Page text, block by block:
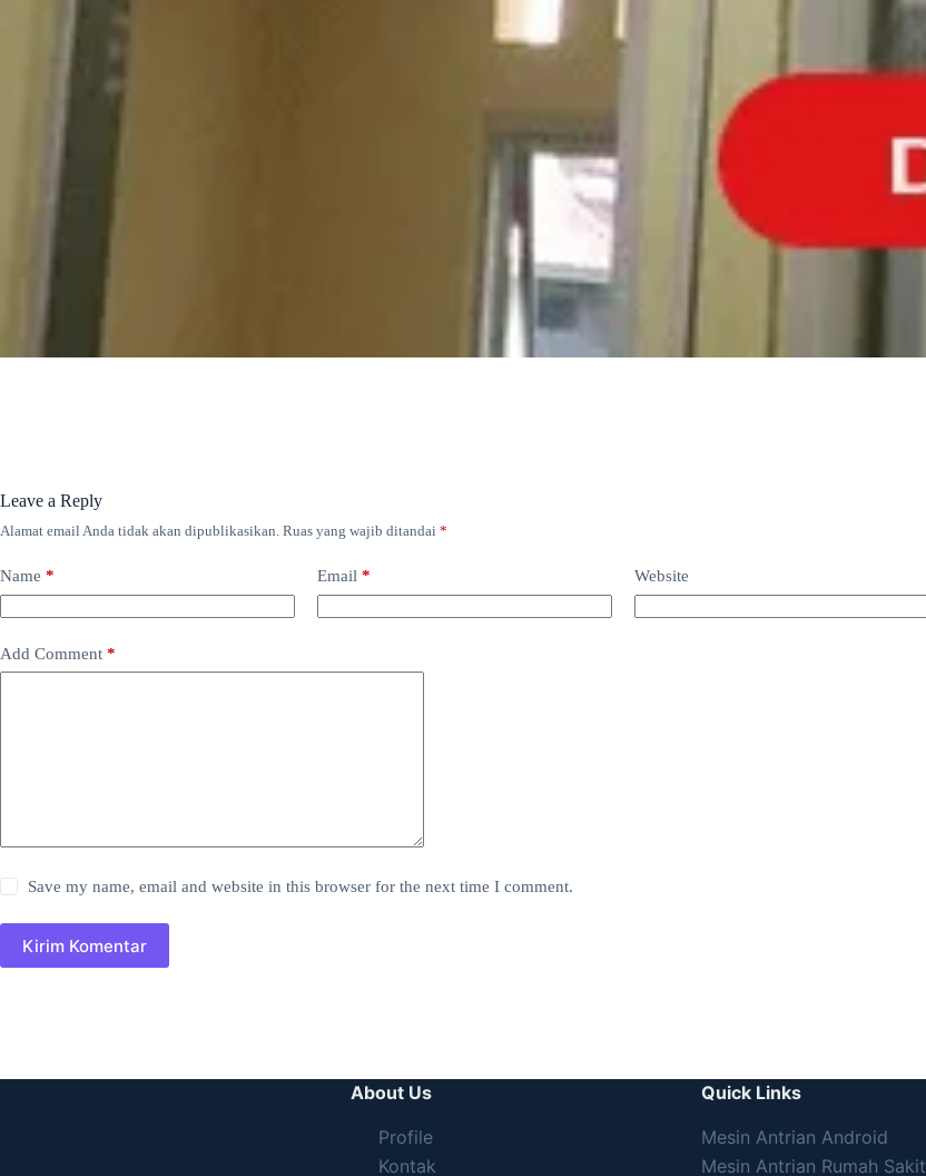
Leave a Reply
Alamat email Anda tidak akan dipublikasikan. Ruas yang wajib ditandai *
Name * Email * Website
Add Comment *
Save my name, email and website in this browser for the next time I comment.
Kirim Komentar
About Us
Profile
Kontak
Quick Links
Mesin Antrian Android
Mesin Antrian Rumah Sakit